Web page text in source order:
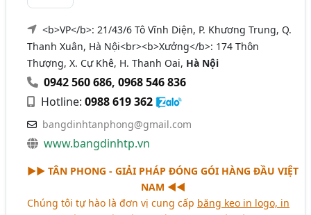
<b>VP</b>: 21/43/6 Tô Vĩnh Diện, P. Khương Trung, Q.
Thanh Xuân, Hà Nội<br><b>Xưởng</b>: 174 Thôn
Thượng, X. Cự Khê, H. Thanh Oai, Hà Nội
0942 560 686,0968 546 836
Hotline:0988 619 362
bangdinhtanphong@gmail.com
www.bangdinhtp.vn
►► TÂN PHONG - GIẢI PHÁP ĐÓNG GÓI HÀNG ĐẦU VIỆT
NAM ◄◄
Chúng tôi tự hào là đơn vị cung cấp băng keo in logo, in